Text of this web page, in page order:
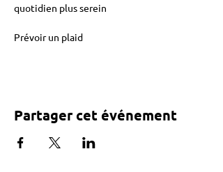
quotidien plus serein
Prévoir un plaid
Partager cet événement